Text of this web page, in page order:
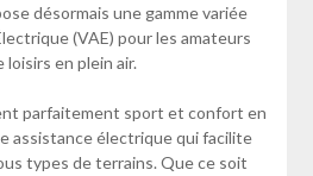
désormais une gamme variée
(VAE) pour les amateurs
en plein air.
parfaitement sport et confort en
assistance électrique qui facilite
types de terrains. Que ce soit